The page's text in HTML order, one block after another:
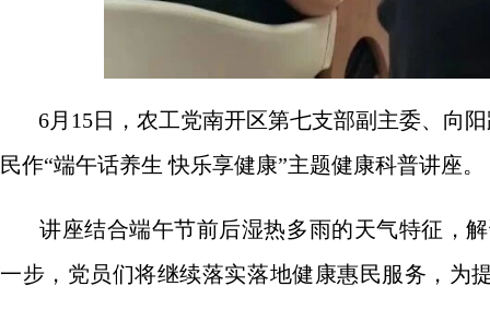
6月15日，农工党南开区第七支部副主委、向
民作“端午话养生 快乐享健康”主题健康科普讲座。
讲座结合端午节前后湿热多雨的天气特征，
一步，党员们将继续落实落地健康惠民服务， 为